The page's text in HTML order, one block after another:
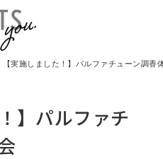
【実施しました！】パルファチューン調香
】パルファチ